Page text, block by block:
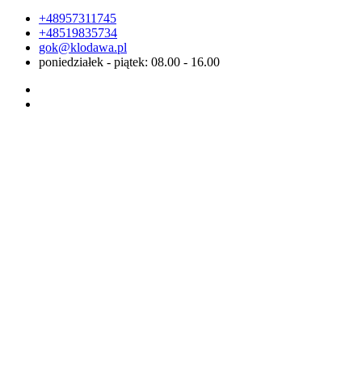
+48957311745
+48519835734
gok@klodawa.pl
poniedziałek - piątek: 08.00 - 16.00